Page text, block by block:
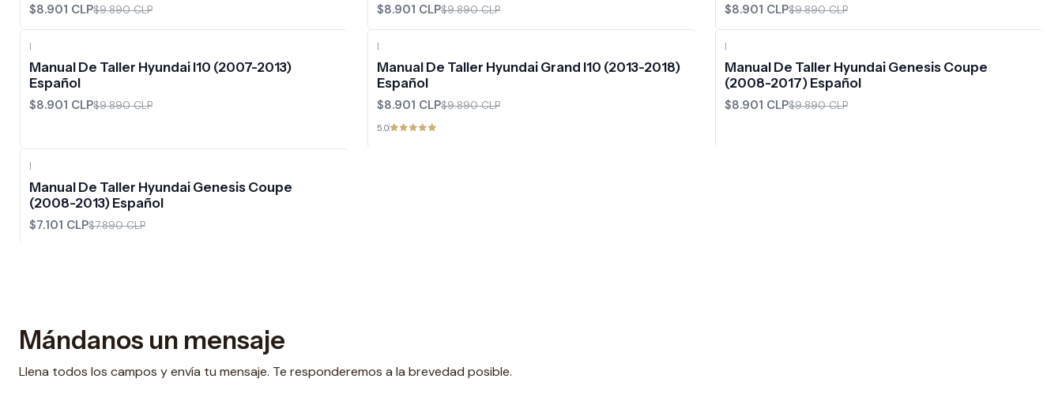
$8.901 CLP$9.890 CLP
$8.901 CLP$9.890 CLP
$8.901 CLP$9.890 CLP
|
Manual De Taller Hyundai I10 (2007-2013)
Español
$8.901 CLP$9.890 CLP
|
Manual De Taller Hyundai Grand I10 (2013-2018)
Español
$8.901 CLP$9.890 CLP
5.0
|
Manual De Taller Hyundai Genesis Coupe
(2008-2017) Español
$8.901 CLP$9.890 CLP
|
Manual De Taller Hyundai Genesis Coupe
(2008-2013) Español
$7.101 CLP$7.890 CLP
Mándanos un mensaje
Llena todos los campos y envía tu mensaje. Te responderemos a la brevedad posible.